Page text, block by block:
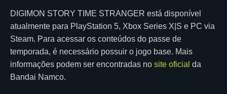
DIGIMON STORY TIME STRANGER está disponível
atualmente para PlayStation 5, Xbox Series X|S e PC via
Steam. Para acessar os conteúdos do passe de
temporada, é necessário possuir o jogo base. Mais
informações podem ser encontradas no site oficial da
Bandai Namco.